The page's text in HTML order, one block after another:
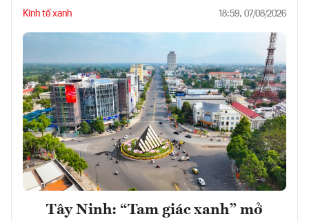
Kinh tế xanh 18:59, 07/08/2026
Tây Ninh: “Tam giác xanh” mở